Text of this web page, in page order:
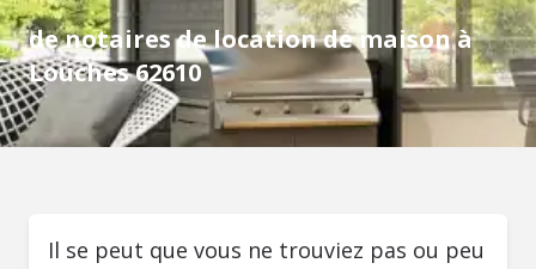
de notaires de location de maison à
Louches 62610
Il se peut que vous ne trouviez pas ou peu